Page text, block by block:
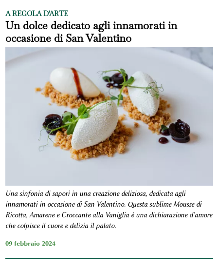
A REGOLA D'ARTE
Un dolce dedicato agli innamorati in
occasione di San Valentino
Una sinfonia di sapori in una creazione deliziosa, dedicata agli
innamorati in occasione di San Valentino. Questa sublime Mousse di
Ricotta, Amarene e Croccante alla Vaniglia è una dichiarazione d’amore
che colpisce il cuore e delizia il palato.
09 febbraio 2024